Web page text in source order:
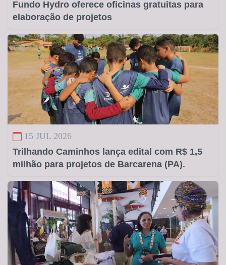
Fundo Hydro oferece oficinas gratuitas para
elaboração de projetos
15 JUL 2026
Trilhando Caminhos lança edital com R$ 1,5
milhão para projetos de Barcarena (PA).